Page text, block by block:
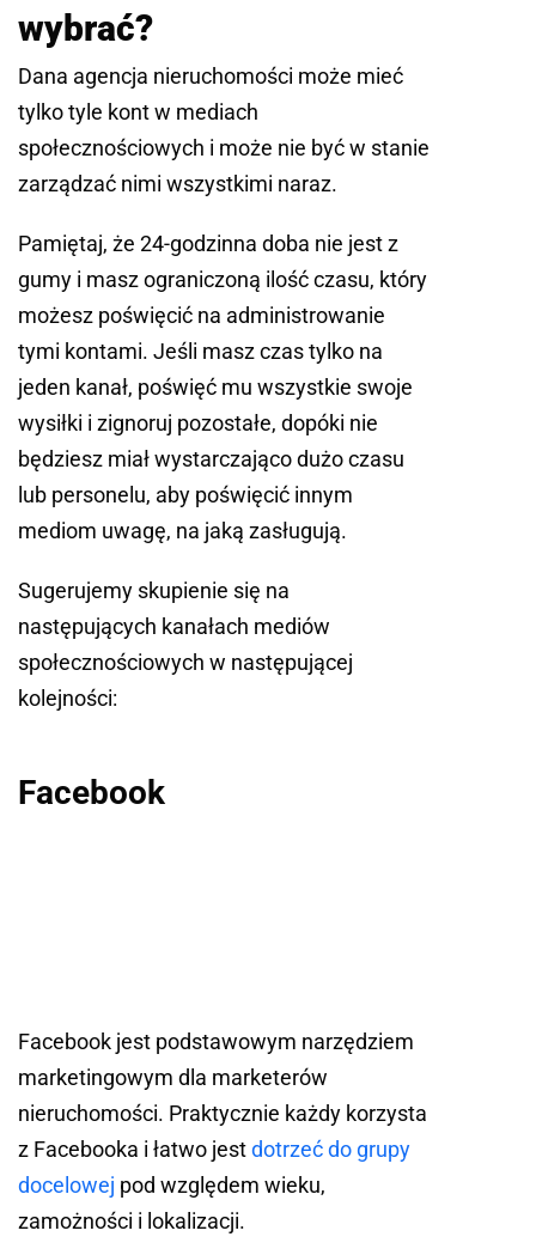
wybrać?
Dana agencja nieruchomości może mieć
tylko tyle kont w mediach
społecznościowych i może nie być w stanie
zarządzać nimi wszystkimi naraz.
Pamiętaj, że 24-godzinna doba nie jest z
gumy i masz ograniczoną ilość czasu, który
możesz poświęcić na administrowanie
tymi kontami. Jeśli masz czas tylko na
jeden kanał, poświęć mu wszystkie swoje
wysiłki i zignoruj pozostałe, dopóki nie
będziesz miał wystarczająco dużo czasu
lub personelu, aby poświęcić innym
mediom uwagę, na jaką zasługują.
Sugerujemy skupienie się na
następujących kanałach mediów
społecznościowych w następującej
kolejności:
Facebook
Facebook jest podstawowym narzędziem
marketingowym dla marketerów
nieruchomości. Praktycznie każdy korzysta
z Facebooka i łatwo jestdotrzeć do grupy
docelowej pod względem wieku,
zamożności i lokalizacji.